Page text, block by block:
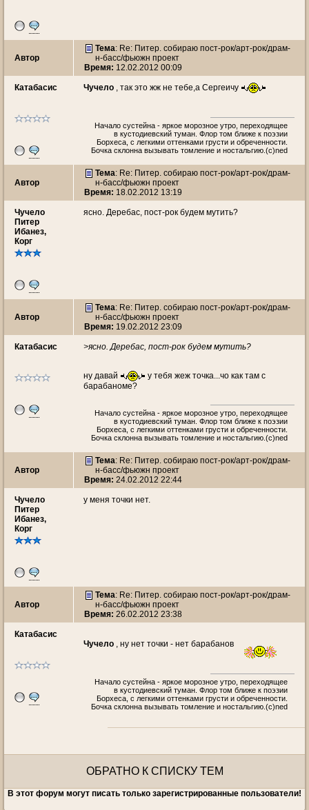
Автор
Тема: Re: Питер. собираю пост-рок/арт-рок/драм-
н-басс/фьюжн проект
Время: 12.02.2012 00:09
Катабасис Чучeло , так это жж не тебе,а Сергеичу
Начало сустейна - яркое морозное утро, переходящее
в кустодиевский туман. Флор том ближе к поэзии
Борхеса, с легкими оттенками грусти и обреченности.
Бочка склонна вызывать томление и ностальгию.(c)ned
Автор
Тема: Re: Питер. собираю пост-рок/арт-рок/драм-
н-басс/фьюжн проект
Время: 18.02.2012 13:19
Чучeло
Питер
Ибанез,
Корг
ясно. Деребас, пост-рок будем мутить?
Автор
Тема: Re: Питер. собираю пост-рок/арт-рок/драм-
н-басс/фьюжн проект
Время: 19.02.2012 23:09
Катабасис >ясно. Деребас, пост-рок будем мутить?
ну давай
у тебя жеж точка...чо как там с
барабаноме?
Начало сустейна - яркое морозное утро, переходящее
в кустодиевский туман. Флор том ближе к поэзии
Борхеса, с легкими оттенками грусти и обреченности.
Бочка склонна вызывать томление и ностальгию.(c)ned
Автор
Тема: Re: Питер. собираю пост-рок/арт-рок/драм-
н-басс/фьюжн проект
Время: 24.02.2012 22:44
Чучeло
Питер
Ибанез,
Корг
у меня точки нет.
Автор
Тема: Re: Питер. собираю пост-рок/арт-рок/драм-
н-басс/фьюжн проект
Время: 26.02.2012 23:38
Катабасис
Чучeло , ну нет точки - нет барабанов
Начало сустейна - яркое морозное утро, переходящее
в кустодиевский туман. Флор том ближе к поэзии
Борхеса, с легкими оттенками грусти и обреченности.
Бочка склонна вызывать томление и ностальгию.(c)ned
ОБРАТНО К СПИСКУ ТЕМ
В этот форум могут писать только зарегистрированные пользователи!